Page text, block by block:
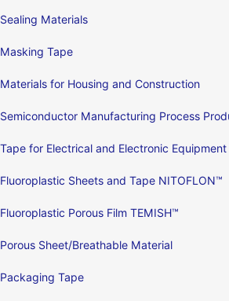
Sealing Materials
Masking Tape
Materials for Housing and Construction
Semiconductor Manufacturing Process
Tape for Electrical and Electronic Equipment
Fluoroplastic Sheets and Tape NITOFLON™
Fluoroplastic Porous Film TEMISH™
Porous Sheet/Breathable Material
Packaging Tape